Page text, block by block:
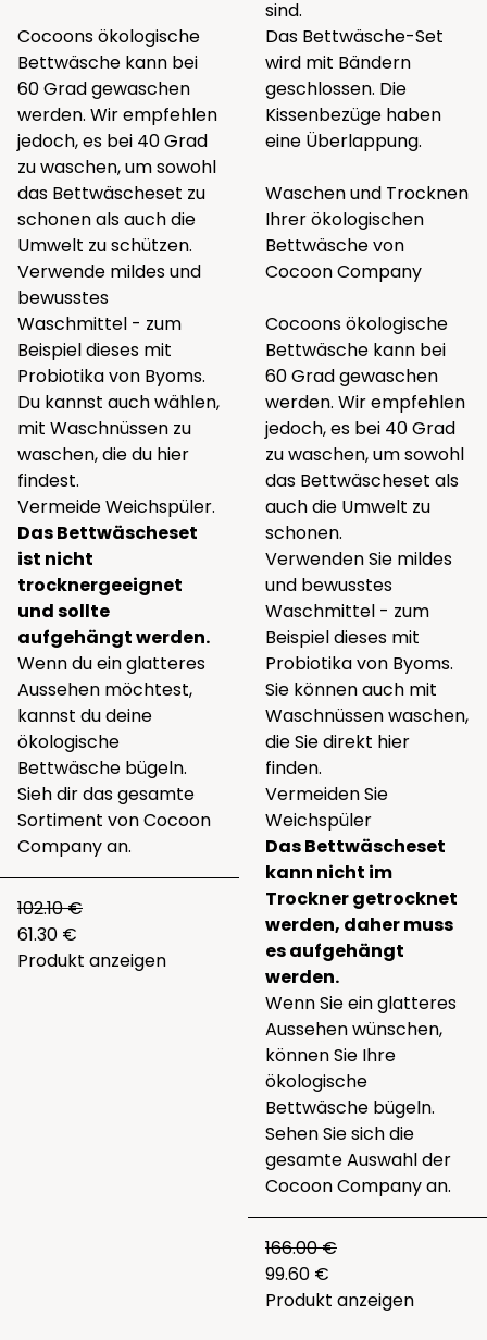
Cocoons ökologische
Bettwäsche kann bei
60 Grad gewaschen
werden. Wir empfehlen
jedoch, es bei 40 Grad
zu waschen, um sowohl
das Bettwäscheset zu
schonen als auch die
Umwelt zu schützen.
Verwende mildes und
bewusstes
Waschmittel - zum
Beispieldieses mit
Probiotika von Byoms.
Du kannst auch wählen,
mit Waschnüssen zu
waschen, die du hier
findest.
Vermeide Weichspüler.
Das Bettwäscheset
ist nicht
trocknergeeignet
und sollte
aufgehängt werden.
Wenn du ein glatteres
Aussehen möchtest,
kannst du deine
ökologische
Bettwäsche bügeln.
Sieh dir das gesamte
Sortiment von Cocoon
Companyan.
102.10 €
61.30 €
Produkt anzeigen
sind.
Das Bettwäsche-Set
wird mit Bändern
geschlossen. Die
Kissenbezüge haben
eine Überlappung.
Waschen und Trocknen
Ihrer ökologischen
Bettwäsche von
Cocoon Company
Cocoons ökologische
Bettwäsche kann bei
60 Grad gewaschen
werden. Wir empfehlen
jedoch, es bei 40 Grad
zu waschen, um sowohl
das Bettwäscheset als
auch die Umwelt zu
schonen.
Verwenden Sie mildes
und bewusstes
Waschmittel - zum
Beispieldieses mit
Probiotika von Byoms.
Sie können auch mit
Waschnüssen waschen,
die Sie direkt hier
finden.
Vermeiden Sie
Weichspüler
Das Bettwäscheset
kann nicht im
Trockner getrocknet
werden, daher muss
es aufgehängt
werden.
Wenn Sie ein glatteres
Aussehen wünschen,
können Sie Ihre
ökologische
Bettwäsche bügeln.
Sehen Sie sich die
gesamteAuswahl der
Cocoon Companyan.
166.00 €
99.60 €
Produkt anzeigen